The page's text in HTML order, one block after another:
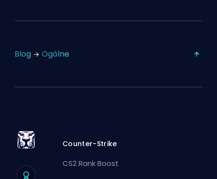
Blog Ogólne
Counter-Strike
CS2 Rank Boost